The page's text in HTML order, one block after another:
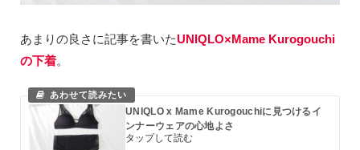
あまりの良さに記事を書いたUNIQLO×Mame Kurogouchi
の下着。
UNIQLO x Mame Kurogouchiに見つけるイ
ンナーウェアの心地よさ